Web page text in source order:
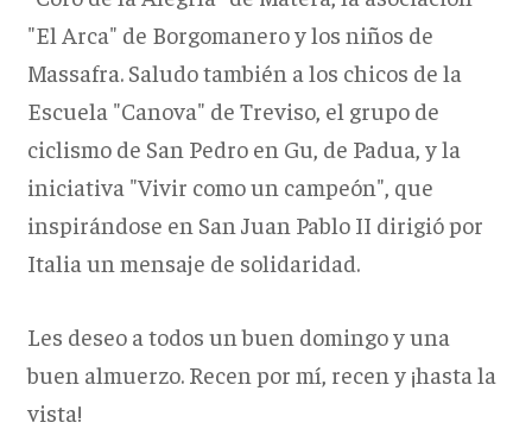
"El Arca" de Borgomanero y los niños de
Massafra. Saludo también a los chicos de la
Escuela "Canova" de Treviso, el grupo de
ciclismo de San Pedro en Gu, de Padua, y la
iniciativa "Vivir como un campeón", que
inspirándose en San Juan Pablo II dirigió por
Italia un mensaje de solidaridad.
Les deseo a todos un buen domingo y una
buen almuerzo. Recen por mí, recen y ¡hasta la
vista!